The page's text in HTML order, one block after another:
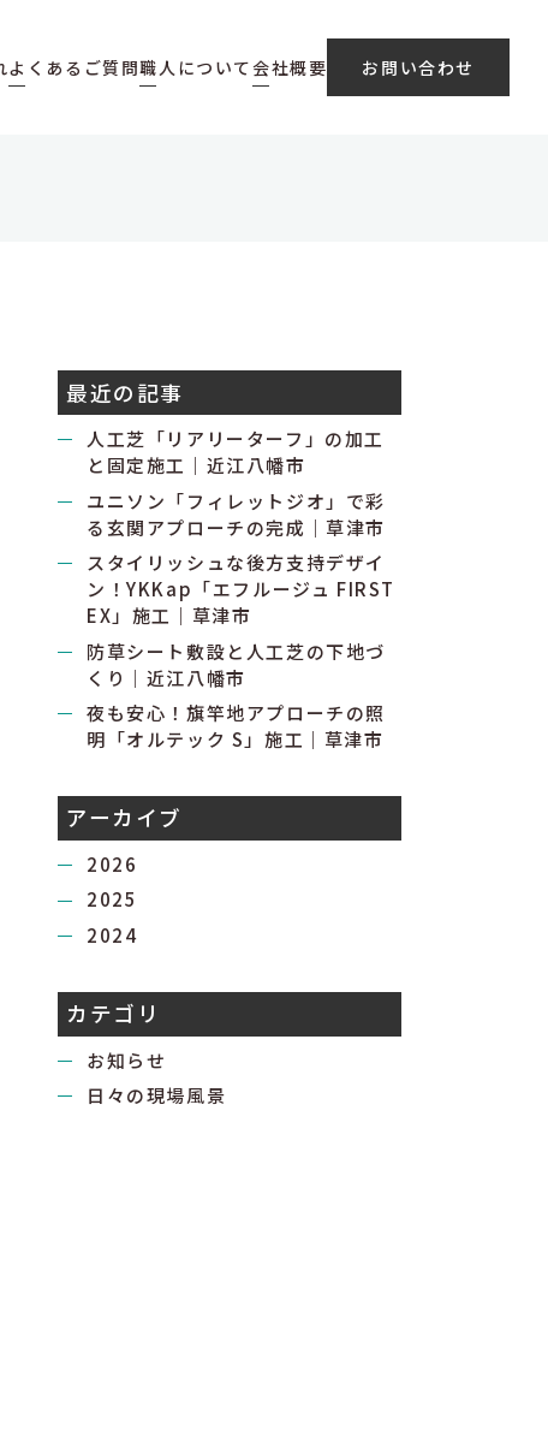
よくあるご質問職人について会社概要 お問い合わせ
最近の記事
人工芝「リアリーターフ」の加工
と固定施工｜近江八幡市
ユニソン「フィレットジオ」で彩
る玄関アプローチの完成｜草津市
スタイリッシュな後方支持デザイ
ン！YKKap「エフルージュ FIRST
EX」施工｜草津市
防草シート敷設と人工芝の下地づ
くり｜近江八幡市
夜も安心！旗竿地アプローチの照
明「オルテック S」施工｜草津市
アーカイブ
2026
2025
2024
カテゴリ
お知らせ
日々の現場風景